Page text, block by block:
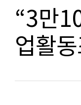
“3만
업활